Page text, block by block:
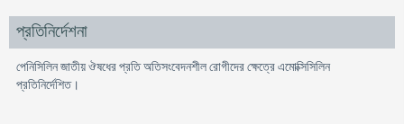
প্রতিনির্দেশনা
পেনিসিলিন জাতীয় ঔষধের প্রতি অতিসংবেদনশীল রোগীদের ক্ষেত্রে এমোক্সিসিলিন
প্রতিনির্দেশিত।